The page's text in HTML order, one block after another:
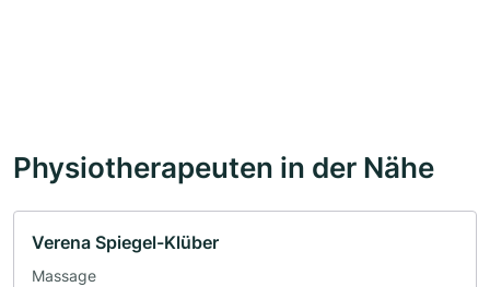
Physiotherapeuten in der Nähe
Verena Spiegel-Klüber
Massage